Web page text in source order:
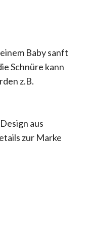
Baby sanft
Schnüre kann
z.B.
aus
zur Marke